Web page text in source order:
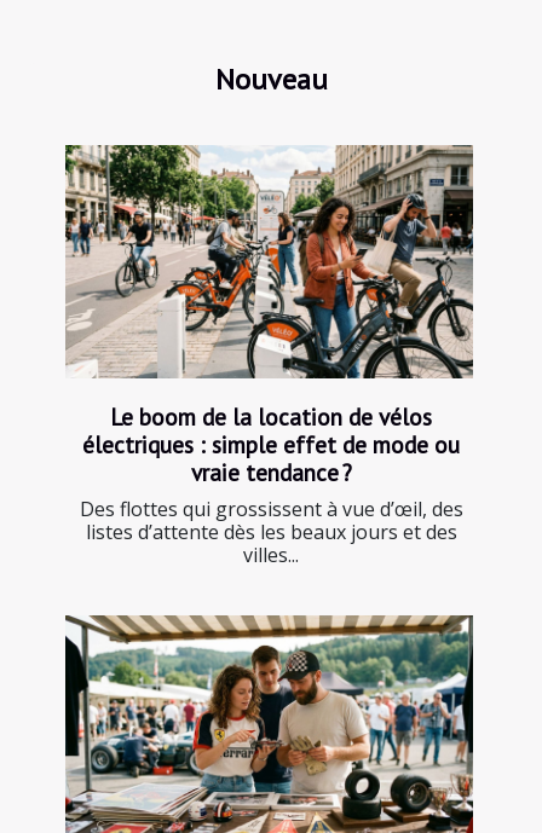
Nouveau
Le boom de la location de vélos
électriques : simple effet de mode ou
vraie tendance ?
Des flottes qui grossissent à vue d’œil, des
listes d’attente dès les beaux jours et des
villes...